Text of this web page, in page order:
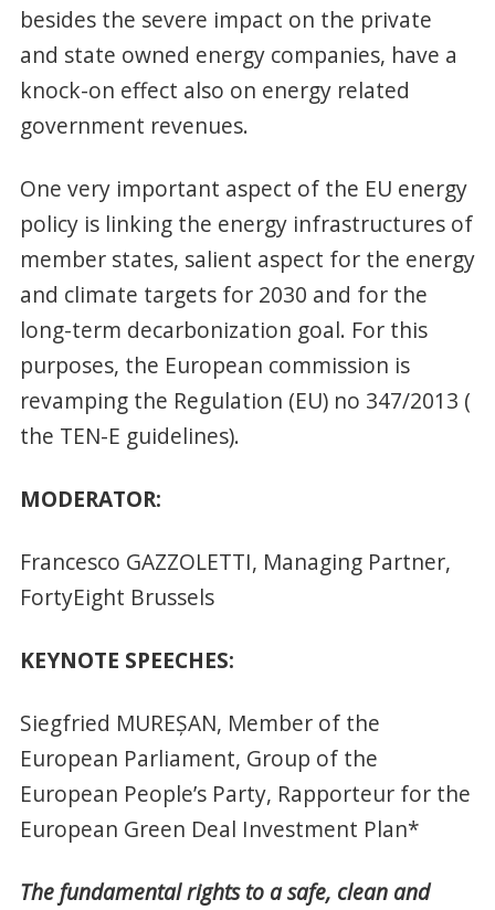
besides the severe impact on the private
and state owned energy companies, have a
knock-on effect also on energy related
government revenues.
One very important aspect of the EU energy
policy is linking the energy infrastructures of
member states, salient aspect for the energy
and climate targets for 2030 and for the
long-term decarbonization goal. For this
purposes, the European commission is
revamping the Regulation (EU) no 347/2013 (
the TEN-E guidelines).
MODERATOR:
Francesco GAZZOLETTI, Managing Partner,
FortyEight Brussels
KEYNOTE SPEECHES:
Siegfried MUREŞAN, Member of the
European Parliament, Group of the
European People’s Party, Rapporteur for the
European Green Deal Investment Plan*
The fundamental rights to a safe, clean and